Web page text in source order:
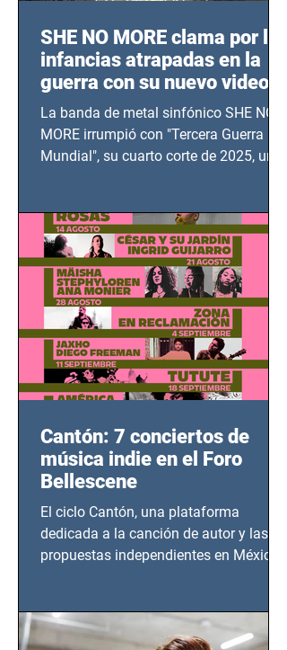
SHE NO MORE clama por las
infancias atrapadas en la
guerra con su nuevo video
TERCERA GUERRA
MUNDIAL
La banda de metal sinfónico SHE NO
MORE irrumpió con "Tercera Guerra
Mundial", su cuarto corte de 2025, un
bélicos.
Cantón: 7 conciertos de
música indie en el Foro
Bellescene
El ciclo Cantón, una plataforma
dedicada a la canción de autor y las
propuestas independientes en México,
CDMX), todos los miércoles a partir del
14 de agosto al 25 de septiembre, a las